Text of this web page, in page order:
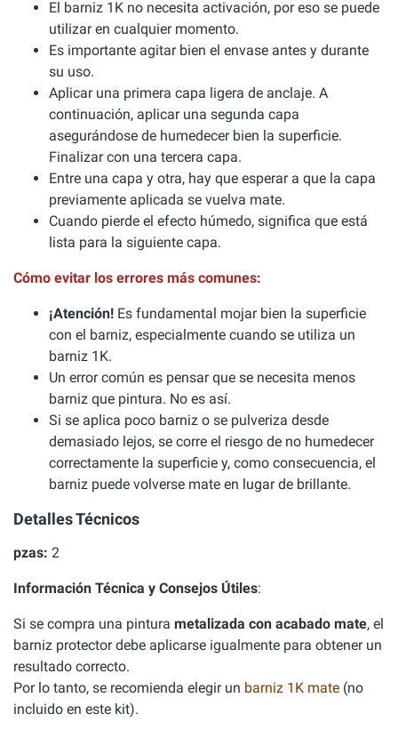
El barniz 1K no necesita activación, por eso se puede
utilizar en cualquier momento.
Es importante agitar bien el envase antes y durante
su uso.
Aplicar una primera capa ligera de anclaje. A
continuación, aplicar una segunda capa
asegurándose de humedecer bien la superficie.
Finalizar con una tercera capa.
Entre una capa y otra, hay que esperar a que la capa
previamente aplicada se vuelva mate.
Cuando pierde el efecto húmedo, significa que está
lista para la siguiente capa.
Cómo evitar los errores más comunes:
¡Atención! Es fundamental mojar bien la superficie
con el barniz, especialmente cuando se utiliza un
barniz 1K.
Un error común es pensar que se necesita menos
barniz que pintura. No es así.
Si se aplica poco barniz o se pulveriza desde
demasiado lejos, se corre el riesgo de no humedecer
correctamente la superficie y, como consecuencia, el
barniz puede volverse mate en lugar de brillante.
Detalles Técnicos
pzas: 2
Información Técnica y Consejos Útiles:
Si se compra una pintura metalizada con acabado mate, el
barniz protector debe aplicarse igualmente para obtener un
resultado correcto.
Por lo tanto, se recomienda elegir un barniz 1K mate (no
incluido en este kit).